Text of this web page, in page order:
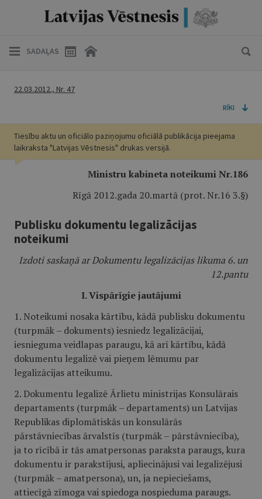
SADAĻAS
22.03.2012., Nr. 47
RĪKI
Tiesību aktu un oficiālo paziņojumu oficiālā publikācija pieejama
laikraksta "Latvijas Vēstnesis" drukas versijā.
Ministru kabineta noteikumi Nr.186
Rīgā 2012.gada 20.martā (prot. Nr.16 3.§)
Publisku dokumentu legalizācijas
noteikumi
Izdoti saskaņā ar Dokumentu legalizācijas likuma 6. un
12.pantu
I. Vispārīgie jautājumi
1. Noteikumi nosaka kārtību, kādā publisku dokumentu
(turpmāk – dokuments) iesniedz legalizācijai,
iesnieguma veidlapas paraugu, kā arī kārtību, kādā
dokumentu legalizē vai pieņem lēmumu par
legalizācijas atteikumu.
2. Dokumentu legalizē Ārlietu ministrijas Konsulārais
departaments (turpmāk – departaments) un Latvijas
Republikas diplomātiskās un konsulārās
pārstāvniecības ārvalstīs (turpmāk – pārstāvniecība),
ja to rīcībā ir tās amatpersonas paraksta paraugs, kura
dokumentu ir parakstījusi, apliecinājusi vai legalizējusi
(turpmāk – amatpersona), un, ja nepieciešams,
attiecīgā zīmoga vai spiedoga nospieduma paraugs.